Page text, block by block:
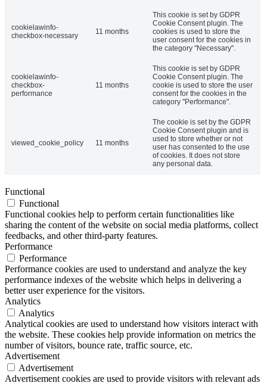
cookielawinfo-
checkbox-necessary
11 months
This cookie is set by GDPR
Cookie Consent plugin. The
cookies is used to store the
user consent for the cookies in
the category "Necessary".
cookielawinfo-
checkbox-
performance
11 months
This cookie is set by GDPR
Cookie Consent plugin. The
cookie is used to store the user
consent for the cookies in the
category "Performance".
viewed_cookie_policy 11 months
The cookie is set by the GDPR
Cookie Consent plugin and is
used to store whether or not
user has consented to the use
of cookies. It does not store
any personal data.
Functional
Functional
Functional cookies help to perform certain functionalities like
sharing the content of the website on social media platforms, collect
feedbacks, and other third-party features.
Performance
Performance
Performance cookies are used to understand and analyze the key
performance indexes of the website which helps in delivering a
better user experience for the visitors.
Analytics
Analytics
Analytical cookies are used to understand how visitors interact with
the website. These cookies help provide information on metrics the
number of visitors, bounce rate, traffic source, etc.
Advertisement
Advertisement
Advertisement cookies are used to provide visitors with relevant ads